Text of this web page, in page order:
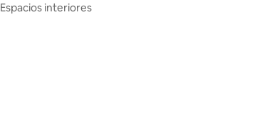
Espacios interiores